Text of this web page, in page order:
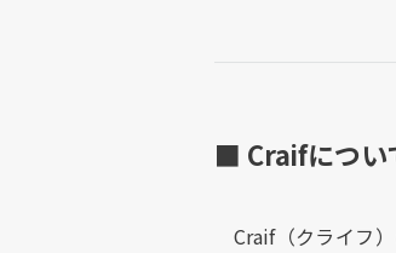
■ Craifについ
Craif（クライフ